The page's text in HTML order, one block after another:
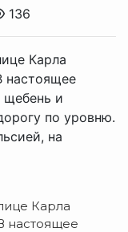
136
Карла
настоящее
и
по уровню.
на
Карла
настоящее